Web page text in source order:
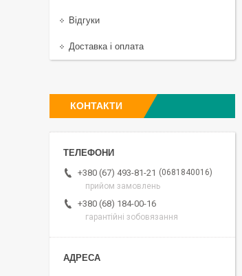
Відгуки
Доставка і оплата
КОНТАКТИ
+380 (67) 493-81-21
0681840016
прийом замовлень
+380 (68) 184-00-16
гарантійні зобовязання